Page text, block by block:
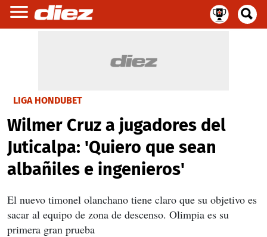
LIGA HONDUBET
Wilmer Cruz a jugadores del
Juticalpa: 'Quiero que sean
albañiles e ingenieros'
El nuevo timonel olanchano tiene claro que su objetivo es
sacar al equipo de zona de descenso. Olimpia es su
primera gran prueba